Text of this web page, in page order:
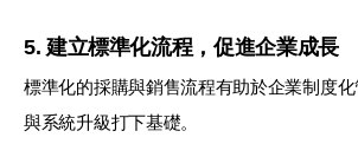
5. 建立標準化流程，促進企業成長
標準化的採購與銷售流程有助於企業制度
與系統升級打下基礎。